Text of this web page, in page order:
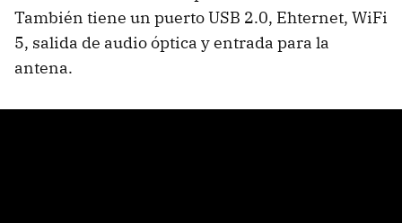
También tiene un puerto USB 2.0, Ehternet, WiFi
5, salida de audio óptica y entrada para la
antena.